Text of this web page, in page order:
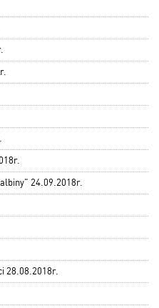
24.09.2018r.
28.08.2018r.